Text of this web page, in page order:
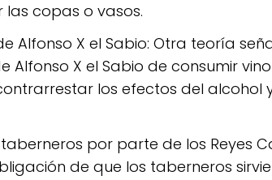
copas o vasos.
Alfonso X el Sabio: Otra teoría
Alfonso X el Sabio de consumir
los efectos del alcohol
por parte de los Reyes
de que los taberneros